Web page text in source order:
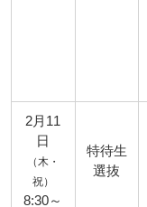
2月11
日
（木・
祝）
8:30～
特待生
選抜